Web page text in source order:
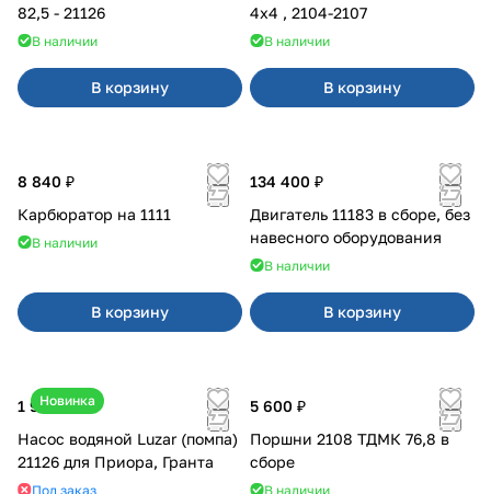
82,5 - 21126
В наличии
В корзину
4x4 , 2104-2107
В наличии
В корзину
8 840 ₽
Карбюратор на 1111
В наличии
В корзину
134 400 ₽
Двигатель 11183 в сборе, без
навесного оборудования
В наличии
В корзину
Новинка
1 990 ₽
Насос водяной Luzar (помпа)
21126 для Приора, Гранта
Под заказ
5 600 ₽
Поршни 2108 ТДМК 76,8 в
сборе
В наличии